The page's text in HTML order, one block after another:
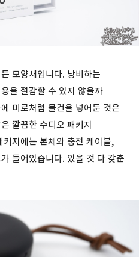
모양새입니다. 낭비하는
을 절감할 수 있지 않을까
미로처럼 물건을 넣어둔 것은
깔끔한 수디오 패키지
지에는 본체와 충전 케이블,
들어있습니다. 있을 것 다 갖춘